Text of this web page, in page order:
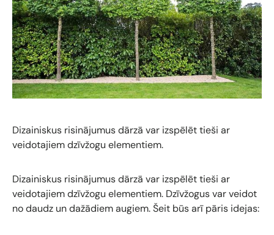
Dizainiskus risinājumus dārzā var izspēlēt tieši ar
veidotajiem dzīvžogu elementiem.
Dizainiskus risinājumus dārzā var izspēlēt tieši ar
veidotajiem dzīvžogu elementiem. Dzīvžogus var veidot
no daudz un dažādiem augiem. Šeit būs arī pāris idejas: